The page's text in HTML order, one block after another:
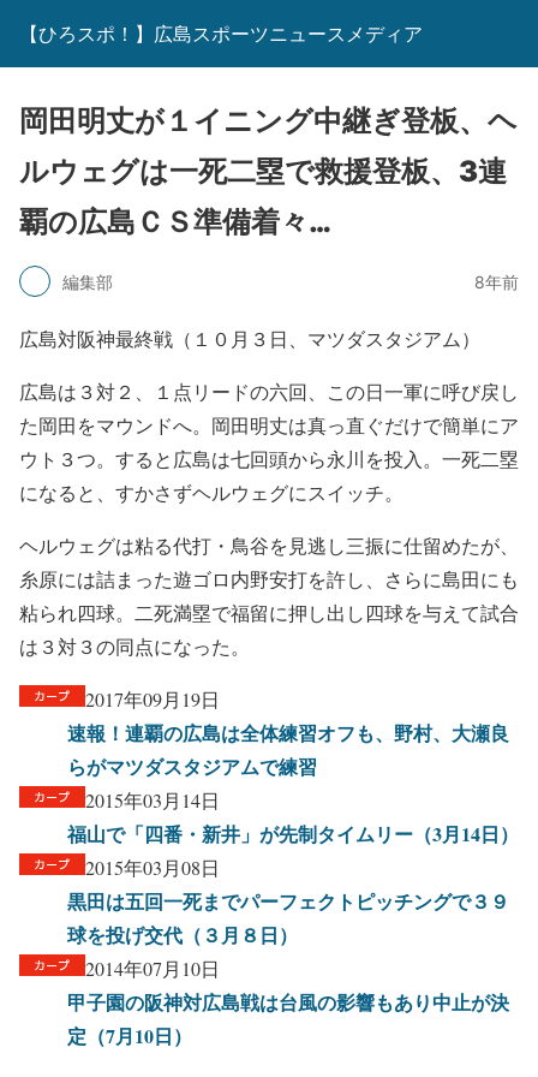
【ひろスポ！】広島スポーツニュースメディア
岡田明丈が１イニング中継ぎ登板、ヘ
ルウェグは一死二塁で救援登板、3連
覇の広島ＣＳ準備着々…
編集部 8年前
広島対阪神最終戦（１０月３日、マツダスタジアム）
広島は３対２、１点リードの六回、この日一軍に呼び戻し
た岡田をマウンドへ。岡田明丈は真っ直ぐだけで簡単にア
ウト３つ。すると広島は七回頭から永川を投入。一死二塁
になると、すかさずヘルウェグにスイッチ。
ヘルウェグは粘る代打・鳥谷を見逃し三振に仕留めたが、
糸原には詰まった遊ゴロ内野安打を許し、さらに島田にも
粘られ四球。二死満塁で福留に押し出し四球を与えて試合
は３対３の同点になった。
2017年09月19日
速報！連覇の広島は全体練習オフも、野村、大瀬良
らがマツダスタジアムで練習
2015年03月14日
福山で「四番・新井」が先制タイムリー（3月14日）
2015年03月08日
黒田は五回一死までパーフェクトピッチングで３９
球を投げ交代（３月８日）
2014年07月10日
甲子園の阪神対広島戦は台風の影響もあり中止が決
定（7月10日）